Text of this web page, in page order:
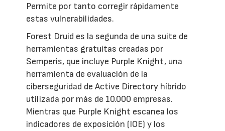
Permite por tanto corregir rápidamente
estas vulnerabilidades.
Forest Druid es la segunda de una suite de
herramientas gratuitas creadas por
Semperis, que incluye Purple Knight, una
herramienta de evaluación de la
ciberseguridad de Active Directory híbrido
utilizada por más de 10.000 empresas.
Mientras que Purple Knight escanea los
indicadores de exposición (IOE) y los